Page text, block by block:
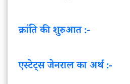
क्रांति की शुरुआत :-
एस्टेट्स जेनराल का अर्थ :-